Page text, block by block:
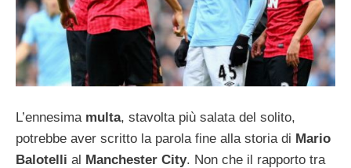
L’ennesima multa, stavolta più salata del solito,
potrebbe aver scritto la parola fine alla storia di Mario
Balotelli al Manchester City. Non che il rapporto tra